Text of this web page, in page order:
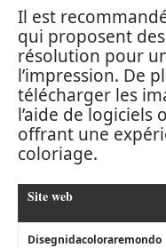
Il est
qui proposent
résolution pour
l’impression. De
télécharger les
l’aide de logiciels
offrant une
coloriage.
Site web
Disegnidacoloraremondo